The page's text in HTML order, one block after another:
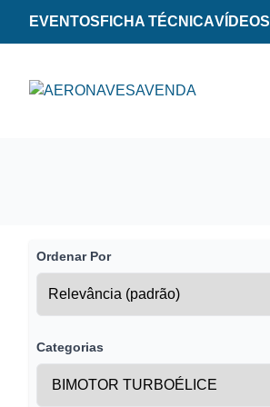
EVENTOS FICHA TÉCNICAVÍDEOS
Ordenar Por
Categorias